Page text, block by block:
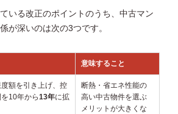
いる改正のポイントのうち、中古マン
が深いのは次の3つです。
意味すること
額を引き上げ、控
10年から13年に拡
断熱・省エネ性能の
高い中古物件を選ぶ
メリットが大きくな